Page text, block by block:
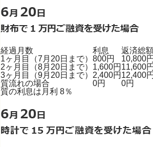
経過月数 利息
返済総
1ヶ月目（7月20日まで） 800円
10,800
2ヶ月目（8月20日まで） 1,600円 11,600
3ヶ月目（9月20日まで） 2,400円 12,400
質流れの場合
0円
0円
質の利息は月利 8％